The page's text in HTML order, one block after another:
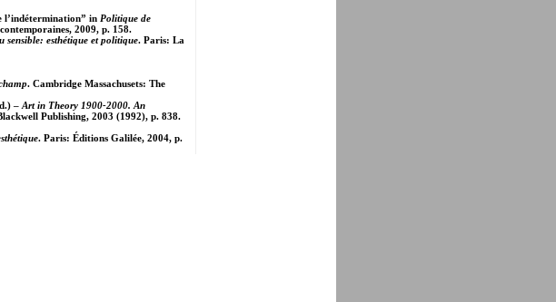
l’indétermination” in Politique de
2009, p. 158.
sensible: esthétique et politique. Paris: La
. Cambridge Massachusets: The
– Art in Theory 1900-2000. An
Publishing, 2003 (1992), p. 838.
. Paris: Éditions Galilée, 2004, p.